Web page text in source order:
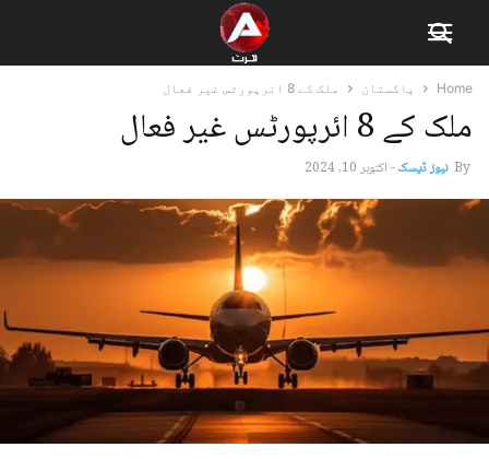
Home پاکستان ملک کے 8 ائرپورٹس غیر فعال
ملک کے 8 ائرپورٹس غیر فعال
By نیوز ڈیسک-اکتوبر 10, 2024